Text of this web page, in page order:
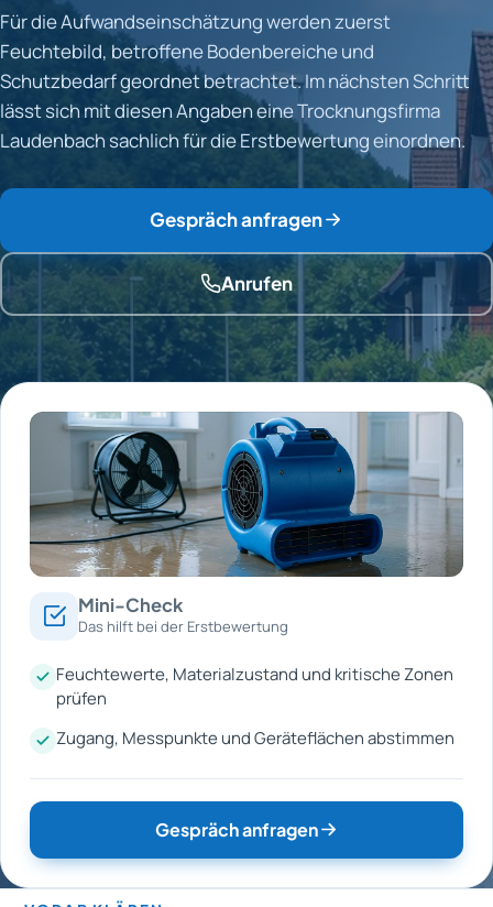
Für die Aufwandseinschätzung werden zuerst
Feuchtebild, betroffene Bodenbereiche und
Schutzbedarf geordnet betrachtet. Im nächsten Schritt
lässt sich mit diesen Angaben eine Trocknungsfirma
Laudenbach sachlich für die Erstbewertung einordnen.
Gespräch anfragen
Anrufen
Mini-Check
Das hilft bei der Erstbewertung
Feuchtewerte, Materialzustand und kritische Zonen
prüfen
Zugang, Messpunkte und Geräteflächen abstimmen
Gespräch anfragen